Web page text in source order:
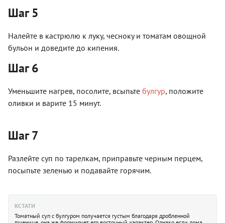
Шаг 5
Налейте в кастрюлю к луку, чесноку и томатам овощной
бульон и доведите до кипения.
Шаг 6
Уменьшите нагрев, посолите, всыпьте булгур, положите
оливки и варите 15 минут.
Шаг 7
Разлейте суп по тарелкам, приправьте черным перцем,
посыпьте зеленью и подавайте горячим.
КСТАТИ
Томатный суп с булгуром получается густым благодаря дробленной